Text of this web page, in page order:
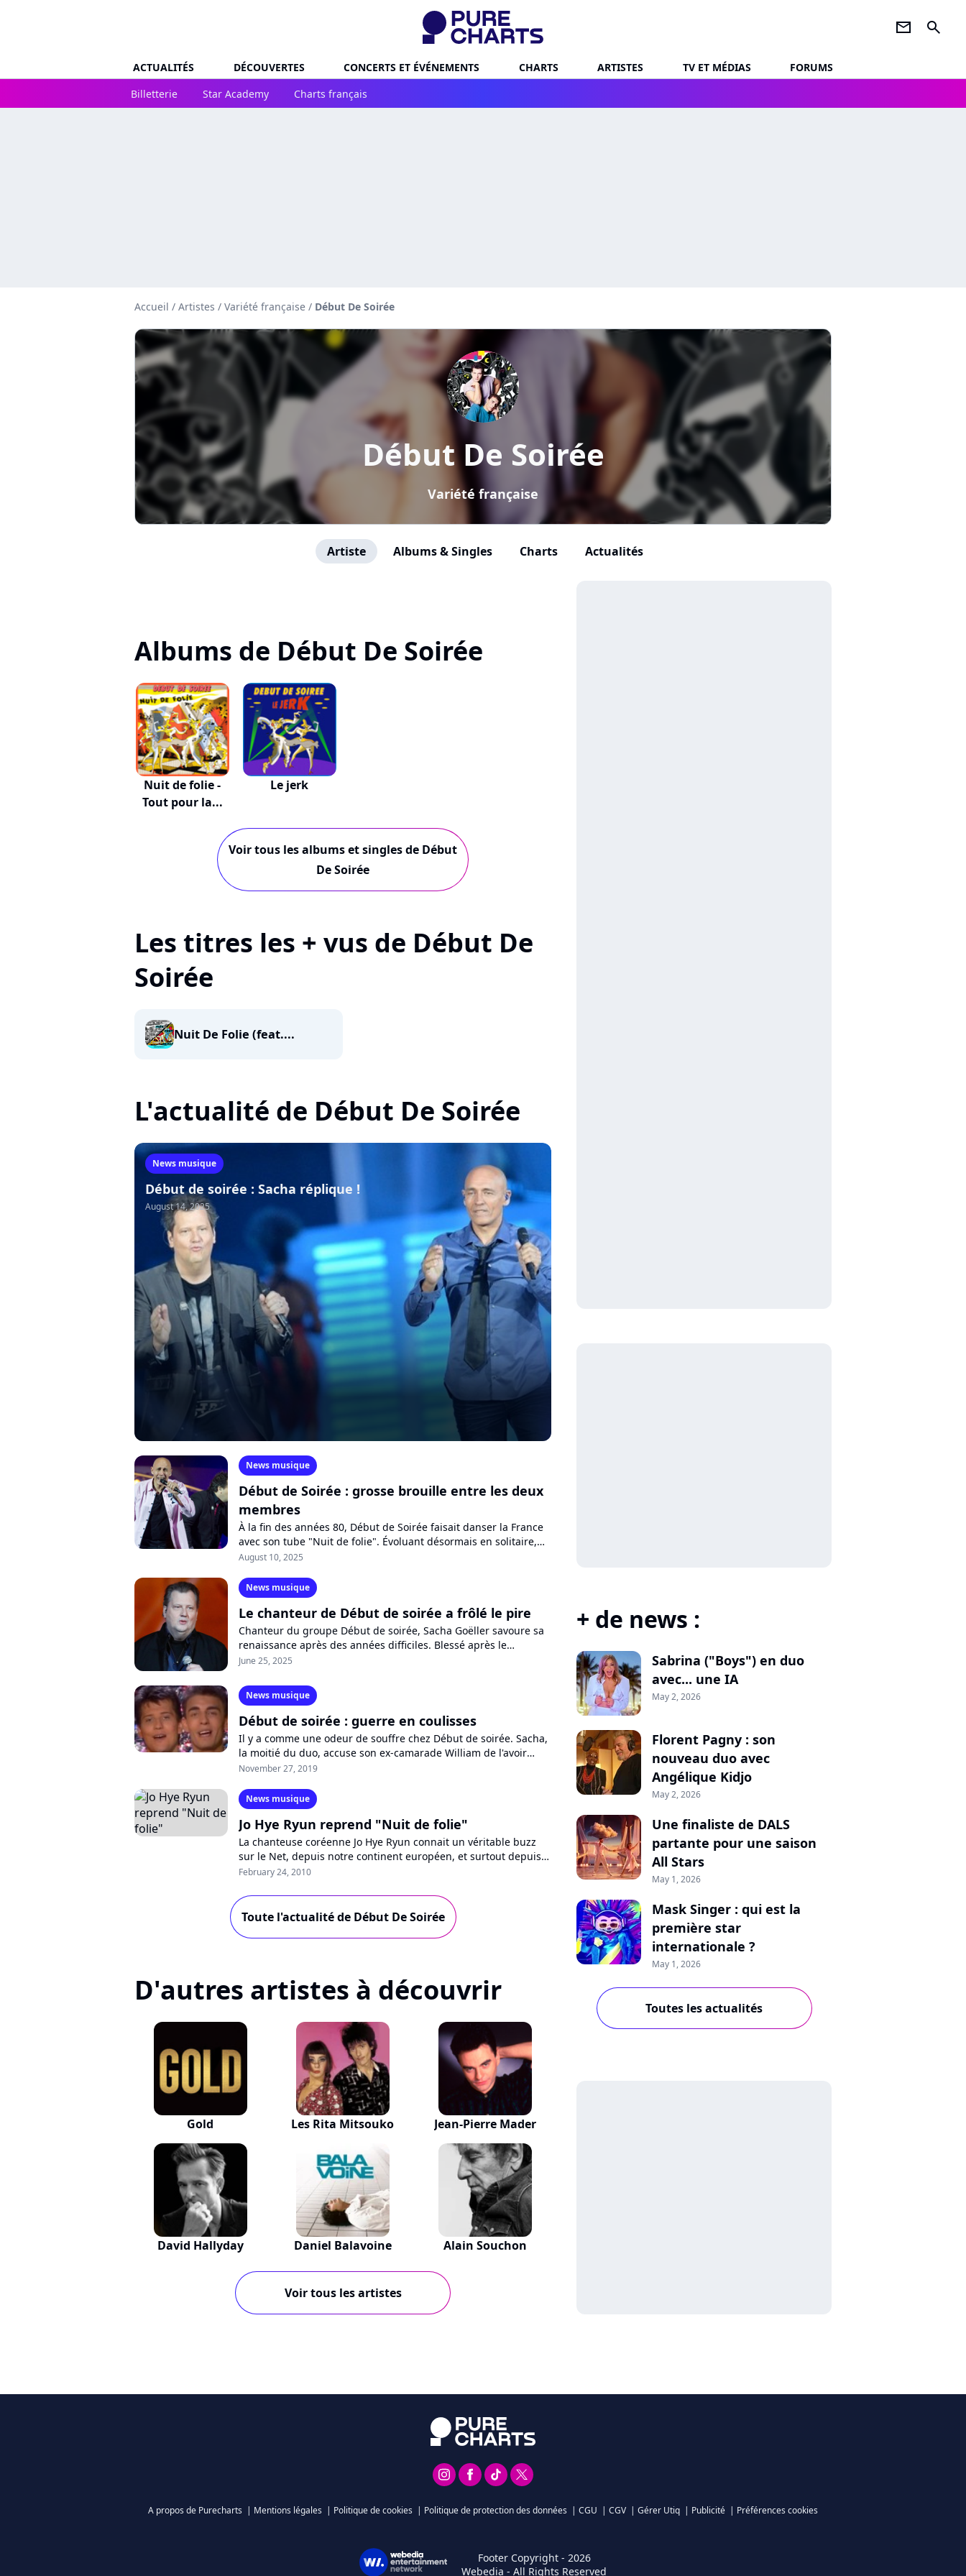
newsletter search
ACTUALITÉS DÉCOUVERTES CONCERTS ET ÉVÉNEMENTS CHARTS ARTISTES TV ET MÉDIAS
FORUMS
Billetterie
Star Academy Charts français
Accueil / Artistes / Variété française / Début De Soirée
Début De Soirée
Variété française
Artiste Albums & Singles Charts Actualités
Albums de Début De Soirée
Nuit de folie -
Tout pour la...
Le jerk
Voir tous les albums et singles de Début
De Soirée
Les titres les + vus de Début De
Soirée
Nuit De Folie (feat....
L'actualité de Début De Soirée
News musique
Début de soirée : Sacha réplique !
August 14, 2025
News musique
Début de Soirée : grosse brouille entre les deux
membres
À la fin des années 80, Début de Soirée faisait danser la France
avec son tube "Nuit de folie". Évoluant désormais en solitaire,
William Picard charge...
August 10, 2025
News musique
Le chanteur de Début de soirée a frôlé le pire
Chanteur du groupe Début de soirée, Sacha Goëller savoure sa
renaissance après des années difficiles. Blessé après le
tournage d'une émission, l'artiste...
June 25, 2025
News musique
Début de soirée : guerre en coulisses
Il y a comme une odeur de souffre chez Début de soirée. Sacha,
la moitié du duo, accuse son ex-camarade William de l'avoir
arnaqué en récupérant les droits...
November 27, 2019
News musique
Jo Hye Ryun reprend "Nuit de folie"
La chanteuse coréenne Jo Hye Ryun connait un véritable buzz
sur le Net, depuis notre continent européen, et surtout depuis
notre pays, reprenant l'un...
February 24, 2010
Toute l'actualité de Début De Soirée
D'autres artistes à découvrir
Gold Les Rita Mitsouko Jean-Pierre Mader
David Hallyday Daniel Balavoine Alain Souchon
Voir tous les artistes
+ de news :
Sabrina ("Boys") en duo
avec... une IA
May 2, 2026
Florent Pagny : son
nouveau duo avec
Angélique Kidjo
May 2, 2026
Une finaliste de DALS
partante pour une saison
All Stars
May 1, 2026
Mask Singer : qui est la
première star
internationale ?
May 1, 2026
Toutes les actualités
A propos de Purecharts | Mentions légales | Politique de cookies | Politique de protection des données | CGU | CGV | Gérer Utiq | Publicité | Préférences cookies
Footer Copyright - 2026
Webedia - All Rights Reserved